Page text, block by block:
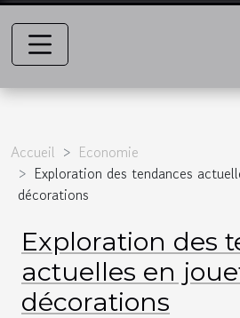
Accueil
Economie
Exploration des tendances
décorations
Exploration des
actuelles en
décorations